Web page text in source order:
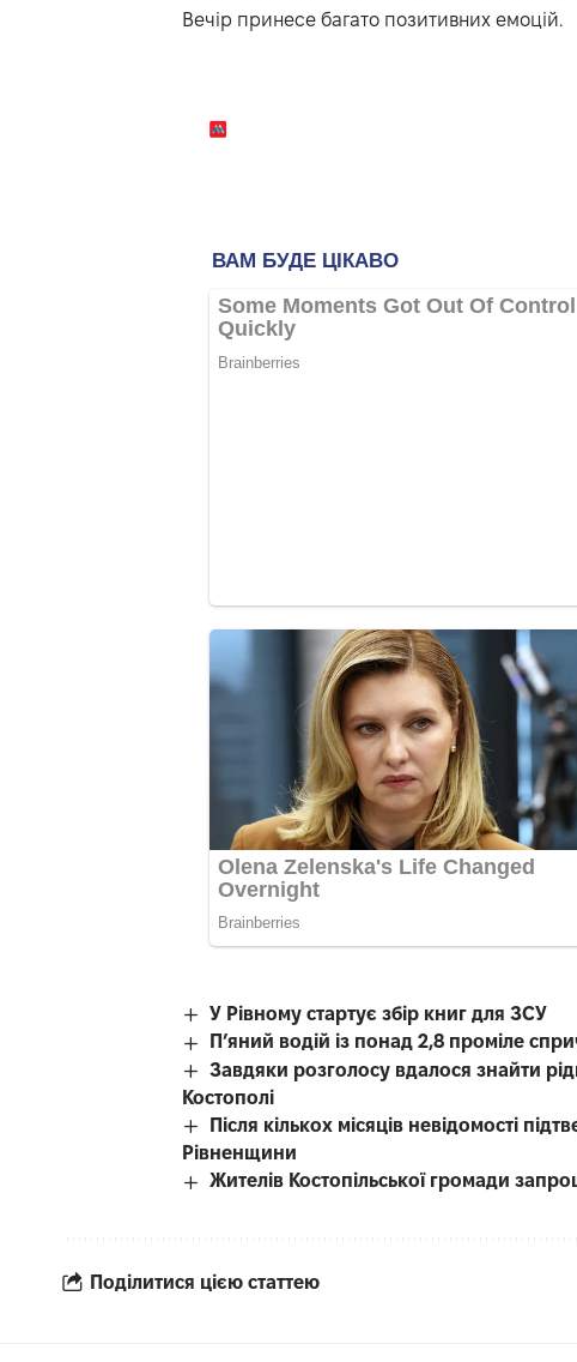
Вечір принесе багато позитивних емоцій.
У Рівному стартує збір книг для ЗСУ
П’яний водій із понад 2,8 проміле
Завдяки розголосу вдалося знайти
Костополі
Після кількох місяців невідомості
Рівненщини
Жителів Костопільської громади
Поділитися цією статтею